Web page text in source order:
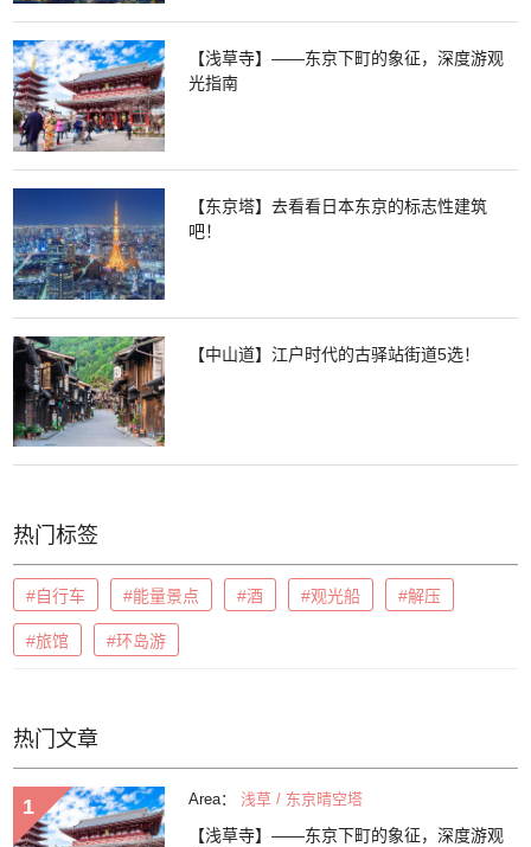
【浅草寺】——东京下町的象征，深度游观
光指南
【东京塔】去看看日本东京的标志性建筑
吧！
【中山道】江户时代的古驿站街道5选！
热门标签
#自行车 #能量景点 #酒 #观光船 #解压
#旅馆 #环岛游
热门文章
Area： 浅草 / 东京晴空塔
【浅草寺】——东京下町的象征，深度游观